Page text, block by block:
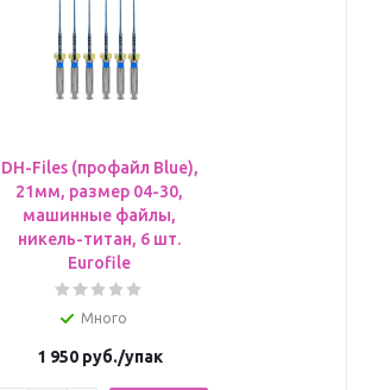
DH-Files (профайл Blue),
21мм, размер 04-30,
машинные файлы,
никель-титан, 6 шт.
Eurofile
Много
1 950руб./упак